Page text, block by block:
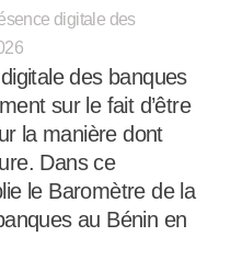
digitale des
des banques
sur le fait d’être
la manière dont
Dans ce
le Baromètre de la
au Bénin en